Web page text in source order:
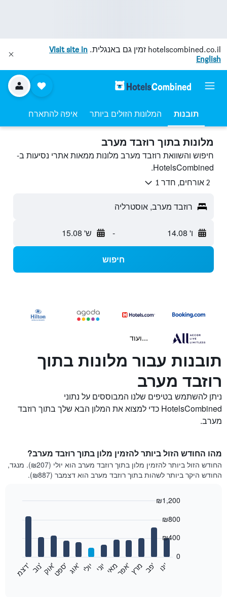
hotelscombined.co.il זמין גם באנגלית. Visit site in
English
תובנות המלונות הזולים ביותר איפה להתארח
מלונות בתוך רוזבד מערב
חיפוש והשוואת רוזבד מערב מלונות ממאות אתרי נסיעות ב-
HotelsCombined.
2 אורחים, חדר 1
רוזבד מערב, אוסטרליה
ו' 14.08 - ש' 15.08
חיפוש
...ועוד
תובנות עבור מלונות בתוך
רוזבד מערב
ניתן להשתמש בטיפים שלנו המבוססים על נתוני
HotelsCombined כדי למצוא את המלון הבא שלך בתוך רוזבד
מערב.
מהו החודש הזול ביותר להזמין מלון בתוך רוזבד מערב?
החודש הזול ביותר להזמין מלון בתוך רוזבד מערב הוא יולי (₪207). מנגד,
החודש היקר ביותר לשהות בתוך רוזבד מערב הוא דצמבר (₪887).
י
נ
ו
' פ
ב​​​​​​​
' מרץא
פ
ר
' מאי יוני יולי א
ו
ג
' ס
פ
ט
' א
ו
ק
' נ
ו
ב
' ד
צ
מ
'
0
₪400
₪800
₪1,200